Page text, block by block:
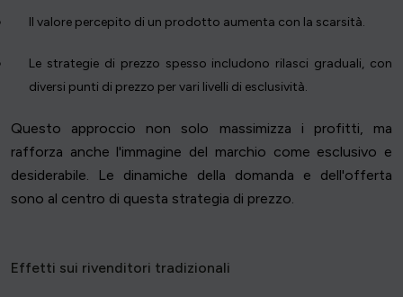
Il valore percepito di un prodotto aumenta con la scarsità.
Le strategie di prezzo spesso includono rilasci graduali, con
diversi punti di prezzo per vari livelli di esclusività.
Questo approccio non solo massimizza i profitti, ma
rafforza anche l'immagine del marchio come esclusivo e
desiderabile. Le dinamiche della domanda e dell'offerta
sono al centro di questa strategia di prezzo.
Effetti sui rivenditori tradizionali